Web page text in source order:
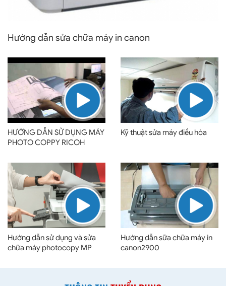
Hướng dẫn sửa chữa máy in canon
HƯỚNG DẪN SỬ DỤNG MÁY
PHOTO COPPY RICOH
Kỹ thuật sửa máy điều hòa
Hướng dẫn sử dụng và sửa
chữa máy photocopy MP
Hướng dẫn sữa chữa máy in
canon2900